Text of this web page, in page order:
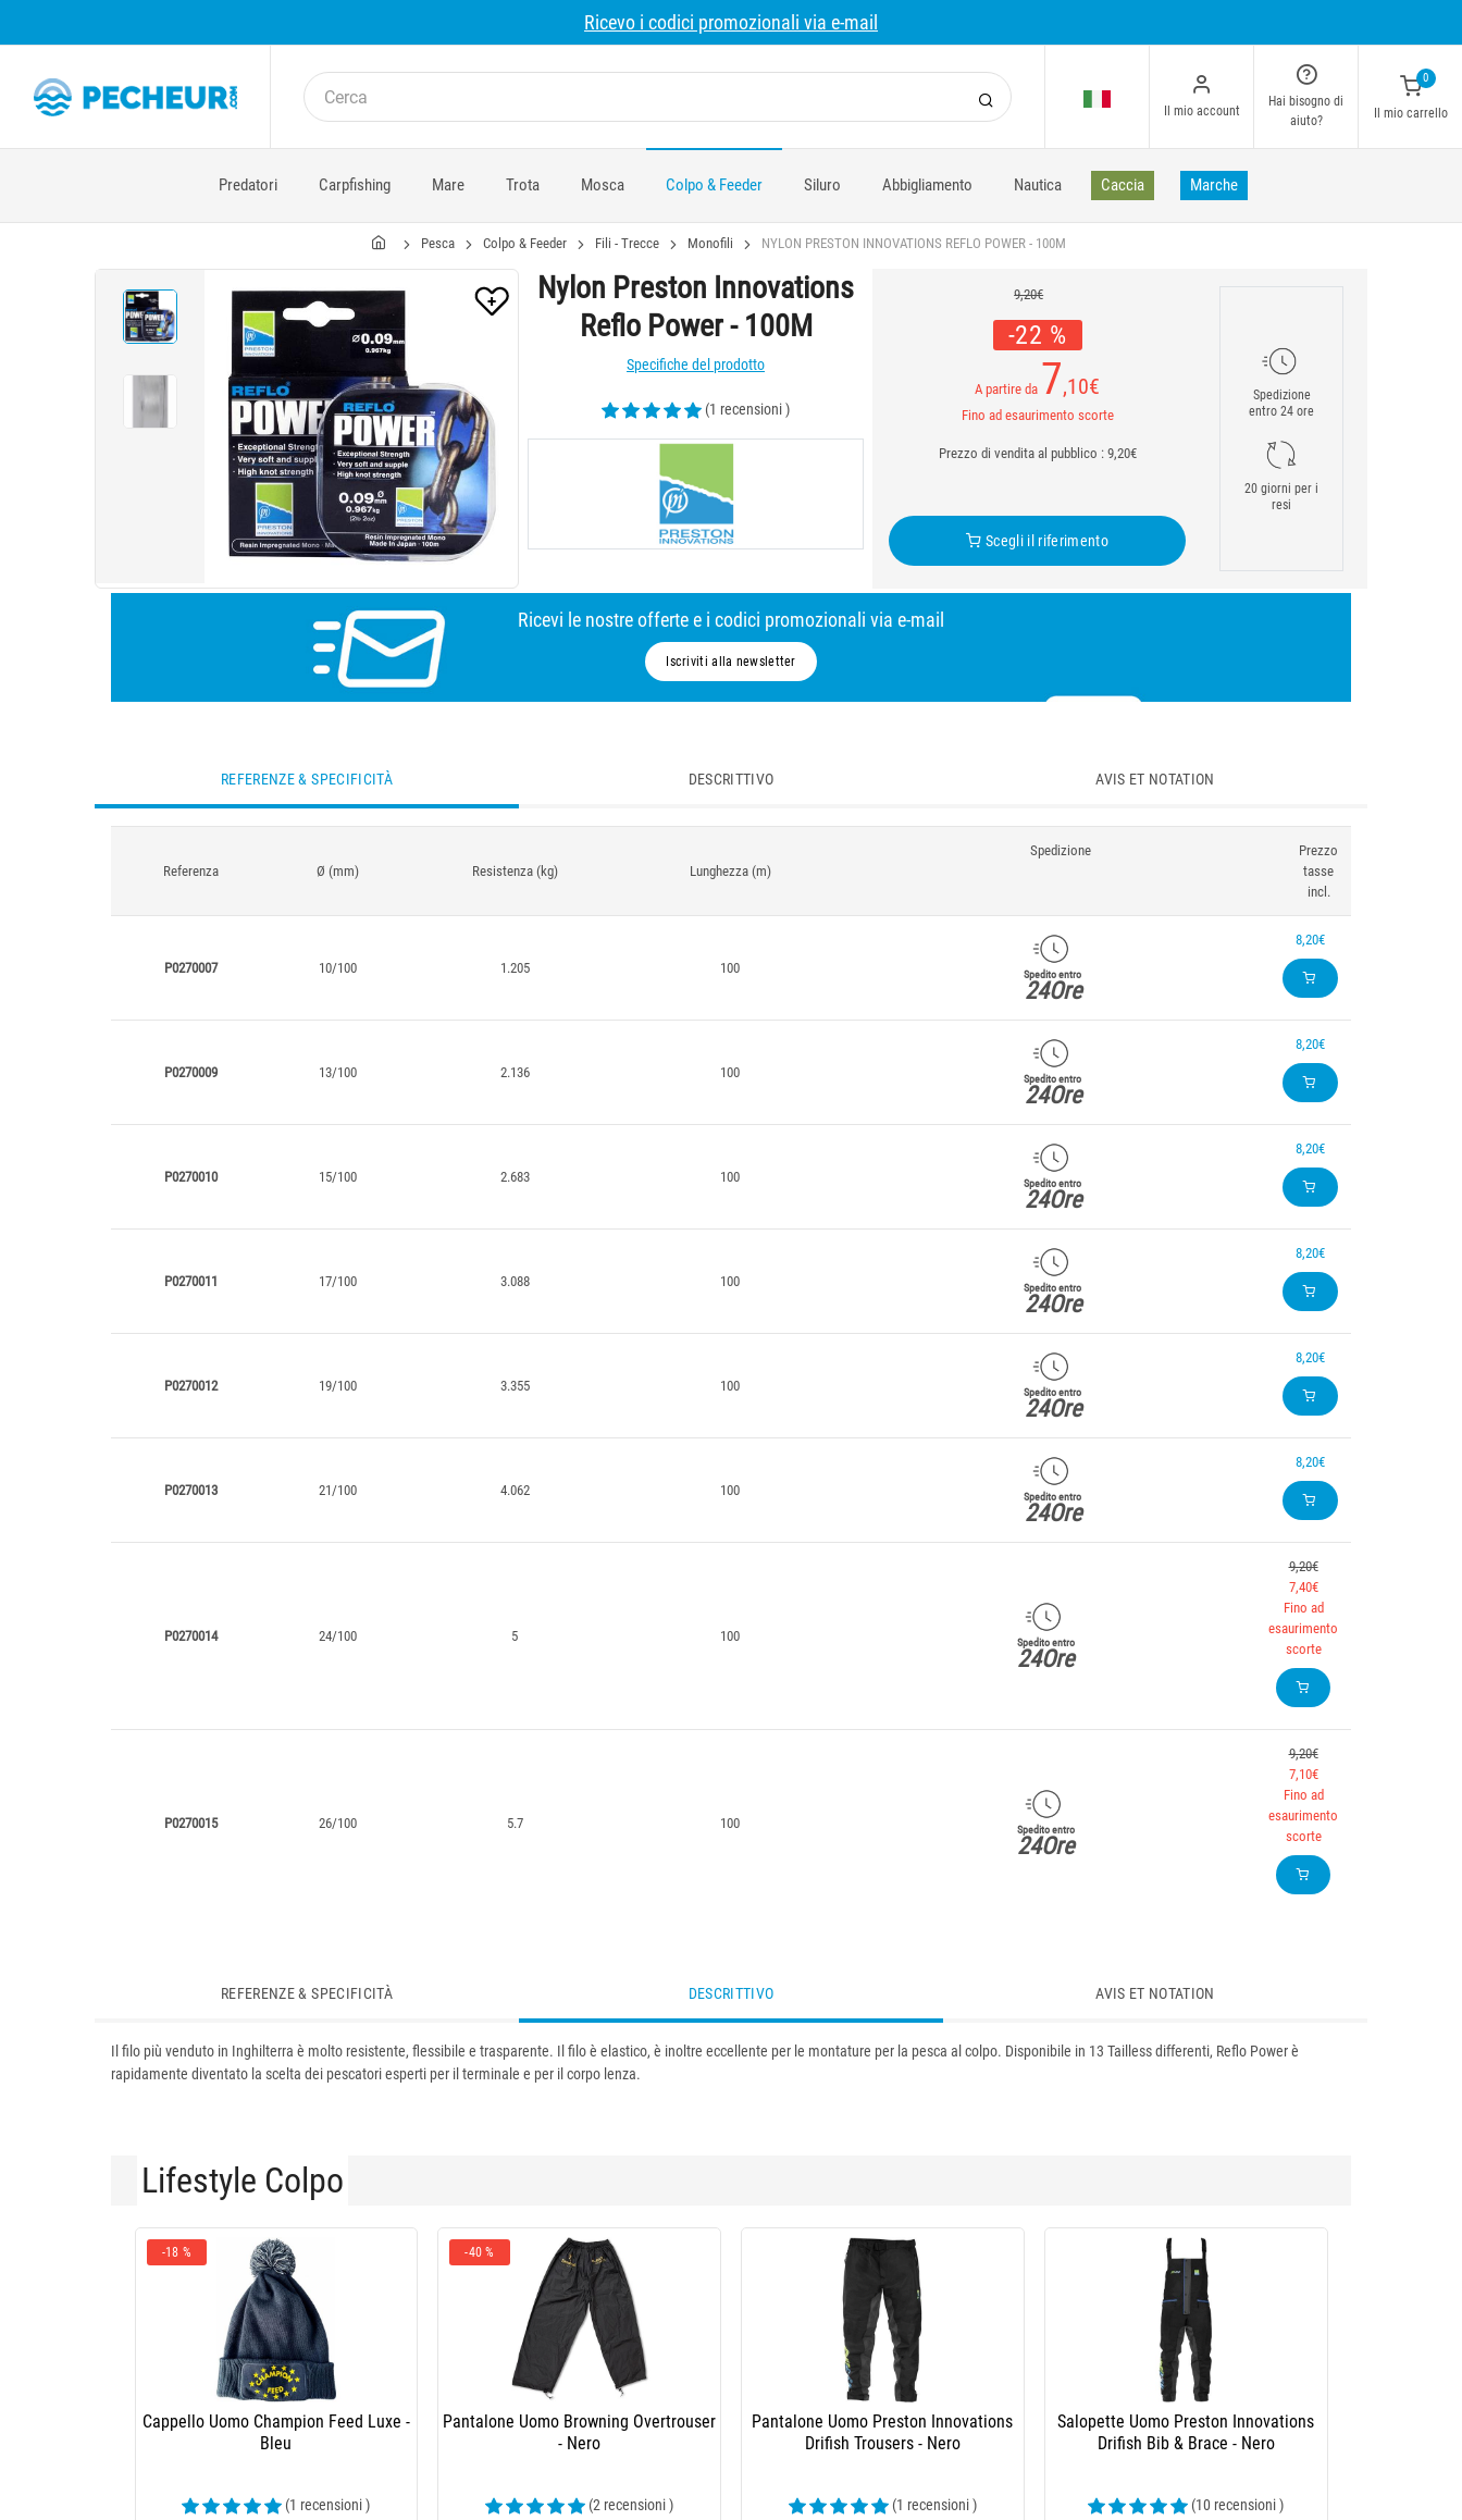
Ricevo i codici promozionali via e-mail
Il mio account
Hai bisogno di
aiuto?
0
Il mio carrello
Predatori Carpfishing Mare Trota Mosca Colpo & Feeder Siluro Abbigliamento Nautica Caccia Marche
Pesca Colpo & Feeder Fili - Trecce Monofili NYLON PRESTON INNOVATIONS REFLO POWER - 100M
Nylon Preston Innovations
Reflo Power - 100M
Specifiche del prodotto
(1 recensioni )
9,20€
-22 %
A partire da 7,10€
Fino ad esaurimento scorte
Prezzo di vendita al pubblico : 9,20€
Scegli il riferimento
Spedizione
entro 24 ore
20 giorni per i
resi
Ricevi le nostre offerte e i codici promozionali via e-mail
Iscriviti alla newsletter
REFERENZE & SPECIFICITÀ DESCRITTIVO AVIS ET NOTATION
Referenza Ø (mm) Resistenza (kg) Lunghezza (m)
Spedizione
Prezzo
tasse
incl.
P0270007 10/100 1.205 100 Spedito entro
24Ore
8,20€
P0270009 13/100 2.136 100 Spedito entro
24Ore
8,20€
P0270010 15/100 2.683 100 Spedito entro
24Ore
8,20€
P0270011 17/100 3.088 100 Spedito entro
24Ore
8,20€
P0270012 19/100 3.355 100 Spedito entro
24Ore
8,20€
P0270013 21/100 4.062 100 Spedito entro
24Ore
8,20€
P0270014 24/100 5 100 Spedito entro
24Ore
9,20€
7,40€
Fino ad
esaurimento
scorte
P0270015 26/100 5.7 100 Spedito entro
24Ore
9,20€
7,10€
Fino ad
esaurimento
scorte
REFERENZE & SPECIFICITÀ DESCRITTIVO AVIS ET NOTATION
Il filo più venduto in Inghilterra è molto resistente, flessibile e trasparente. Il filo è elastico, è inoltre eccellente per le montature per la pesca al colpo. Disponibile in 13 Tailless differenti, Reflo Power è
rapidamente diventato la scelta dei pescatori esperti per il terminale e per il corpo lenza.
Lifestyle Colpo
-18 %
Cappello Uomo Champion Feed Luxe -
Bleu
(1 recensioni )
-40 %
Pantalone Uomo Browning Overtrouser
- Nero
(2 recensioni )
Pantalone Uomo Preston Innovations
Drifish Trousers - Nero
(1 recensioni )
Salopette Uomo Preston Innovations
Drifish Bib & Brace - Nero
(10 recensioni )